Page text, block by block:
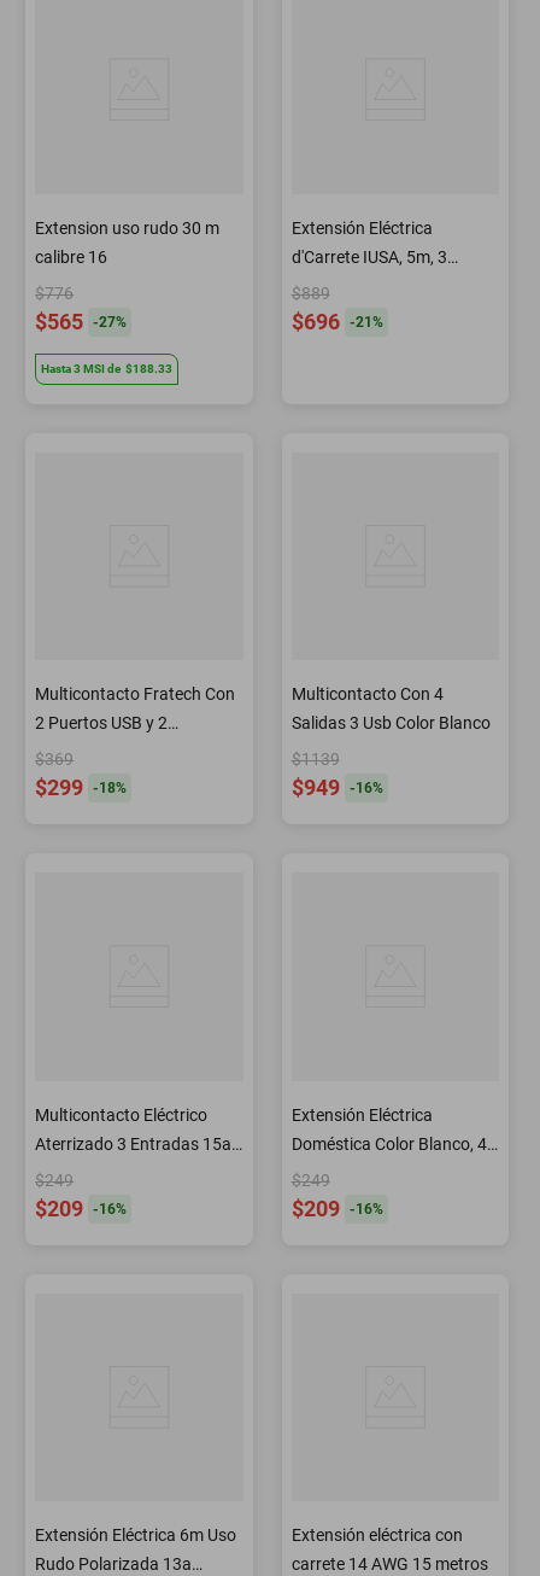
Extension uso rudo 30 m
calibre 16
$776
$565 -27%
Hasta3 MSIde $188.33
Extensión Eléctrica
d'Carrete IUSA, 5m, 3
Entradas + 2 USB
$889
$696 -21%
Multicontacto Fratech Con
2 Puertos USB y 2
Enchufes Modelo L03
$369
$299 -18%
Multicontacto Con 4
Salidas 3 Usb Color Blanco
$1139
$949 -16%
Multicontacto Eléctrico
Aterrizado 3 Entradas 15a
Surtek
$249
$209 -16%
Extensión Eléctrica
Doméstica Color Blanco, 4
M Surtek
$249
$209 -16%
Extensión Eléctrica 6m Uso
Rudo Polarizada 13a
Extensión eléctrica con
carrete 14 AWG 15 metros